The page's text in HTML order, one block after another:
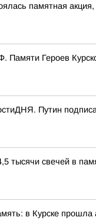
памятная
Памяти Героев
Путин
тысячи свечей в
в Курске прошла